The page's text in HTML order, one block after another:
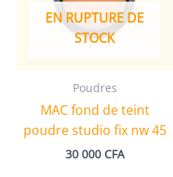
EN RUPTURE DE
STOCK
Poudres
MAC fond de teint
poudre studio fix nw 45
30 000 CFA